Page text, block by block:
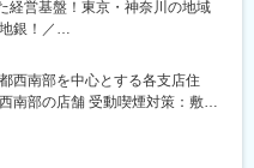
する方が活躍されております。
る勉強会などを開催する方等）
経営基盤！東京・神奈川の地域
銀！／
代中心）に対し、相続対策を切
建設融資をはじめとする不動産
業務となります。
、金融資産運用や税理士等外部
西南部を中心とする各支店住
南部の店舗 受動喫煙対策：敷地